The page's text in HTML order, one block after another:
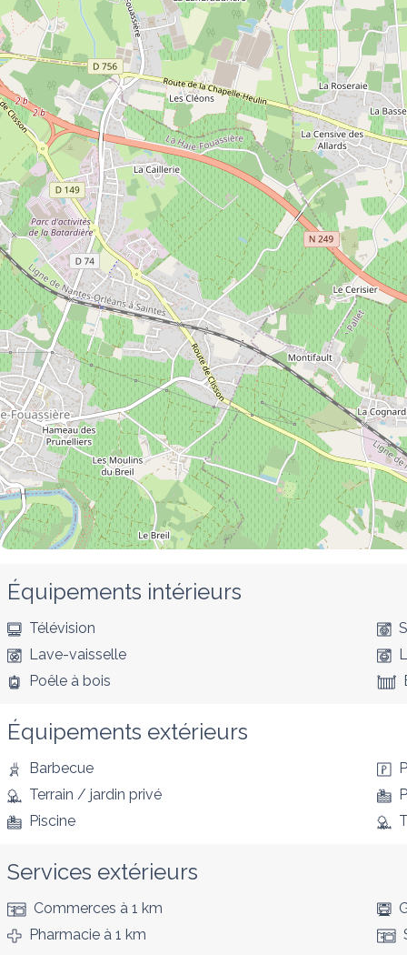
Équipements intérieurs
Télévision
Lave-vaisselle
Poêle à bois
Équipements extérieurs
Barbecue
Terrain / jardin privé
Piscine
Services extérieurs
Commerces à 1 km
Pharmacie à 1 km